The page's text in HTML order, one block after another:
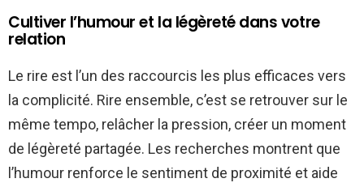
Cultiver l’humour et la légèreté dans votre
relation
Le rire est l’un des raccourcis les plus efficaces vers
la complicité. Rire ensemble, c’est se retrouver sur le
même tempo, relâcher la pression, créer un moment
de légèreté partagée. Les recherches montrent que
l’humour renforce le sentiment de proximité et aide